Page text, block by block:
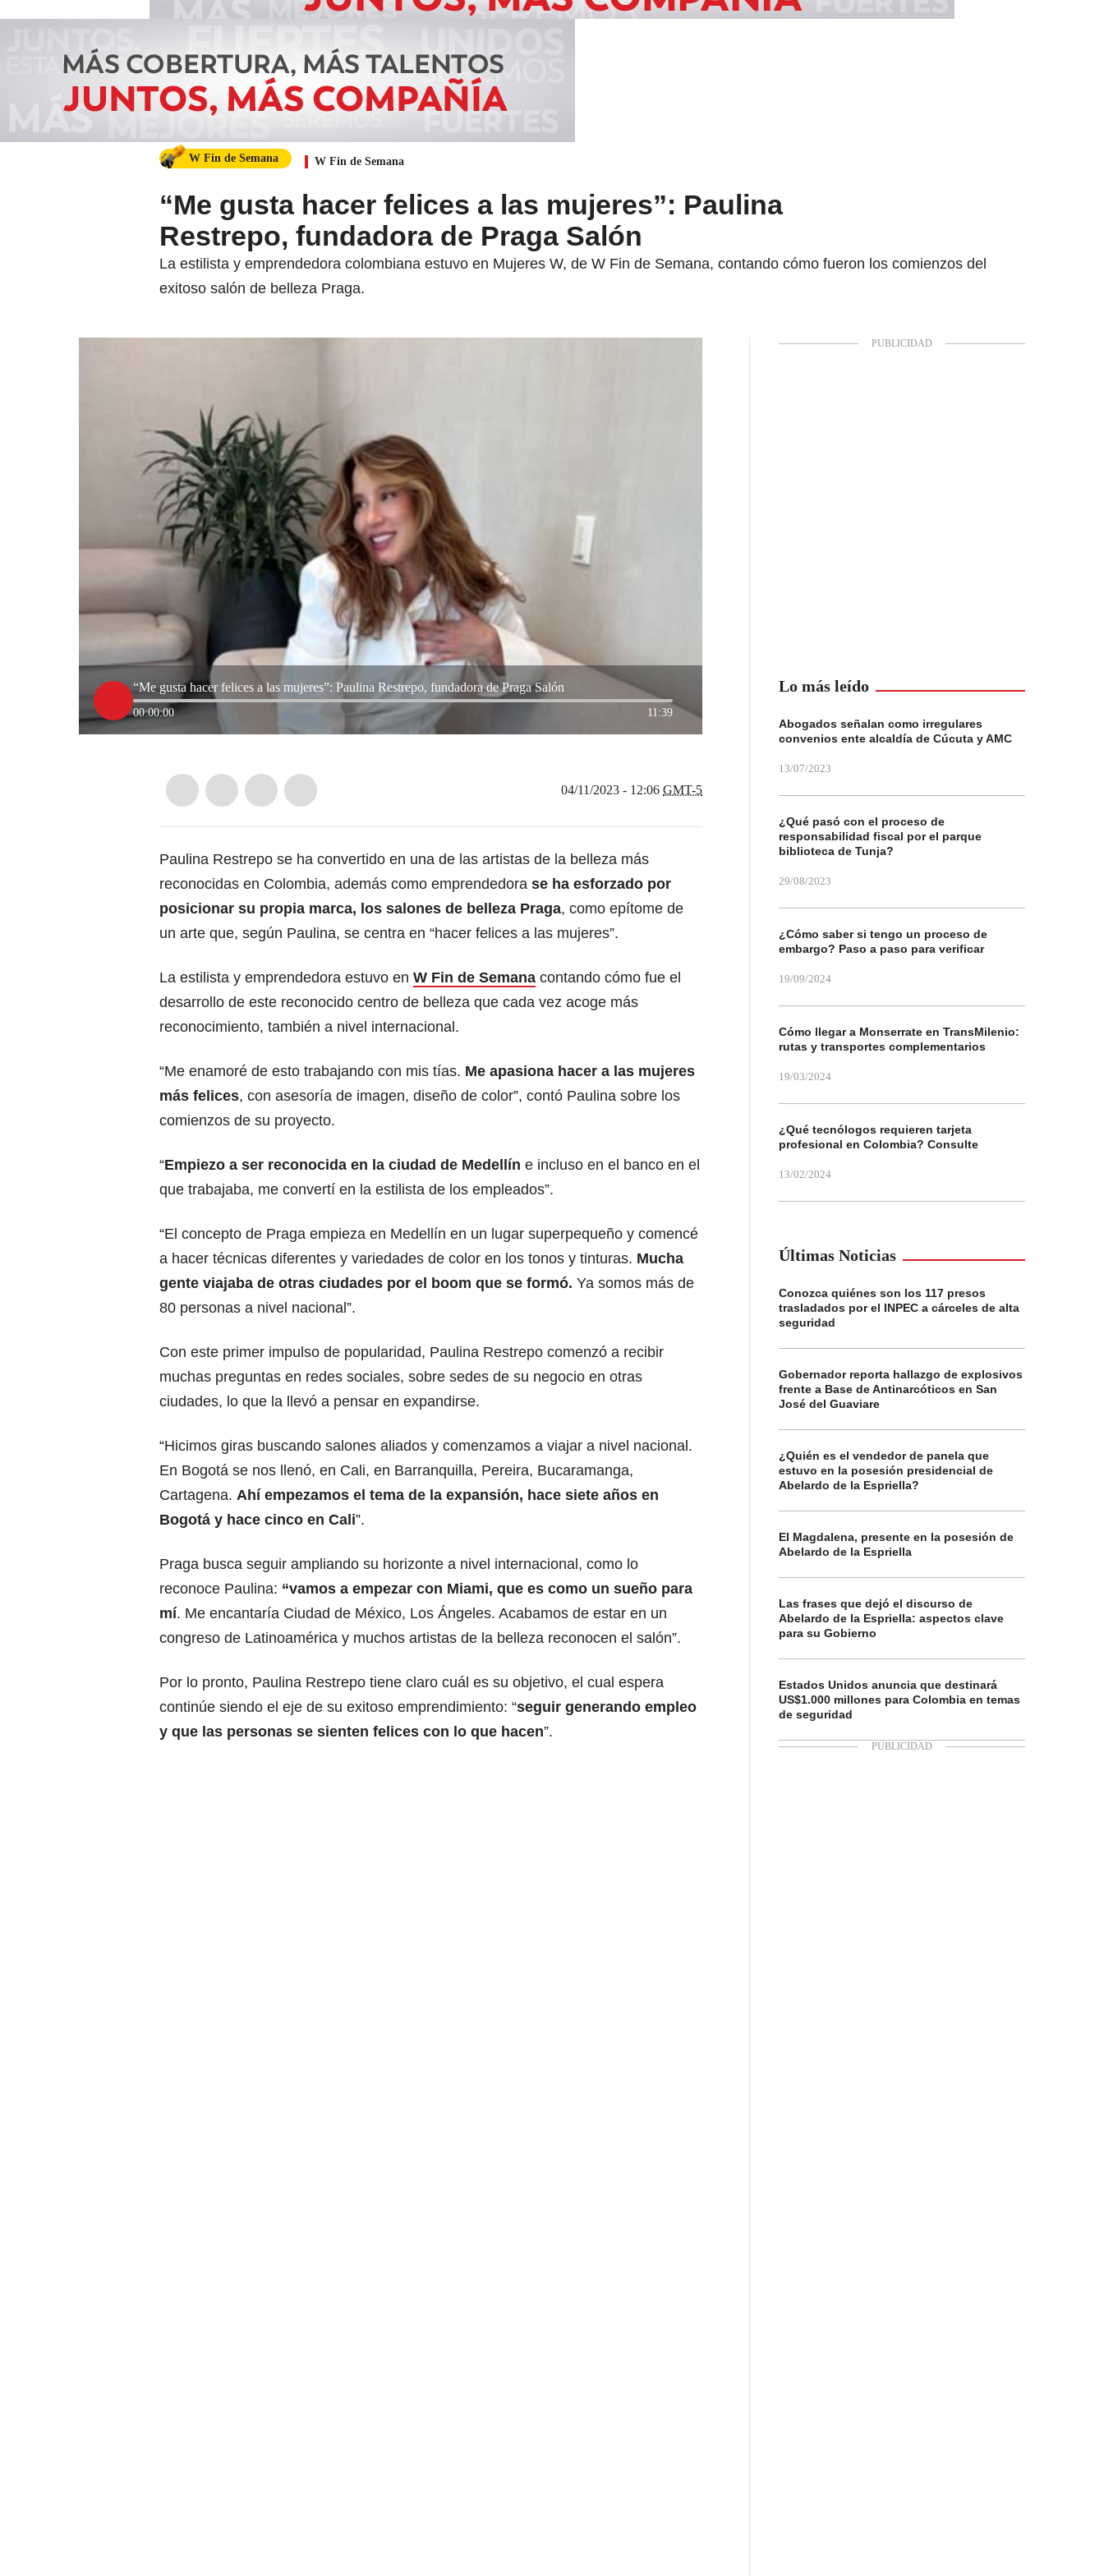
W Fin de Semana W Fin de Semana
“Me gusta hacer felices a las mujeres”: Paulina
Restrepo, fundadora de Praga Salón
La estilista y emprendedora colombiana estuvo en Mujeres W, de W Fin de Semana, contando cómo fueron los comienzos del
exitoso salón de belleza Praga.
“Me gusta hacer felices a las mujeres”: Paulina Restrepo, fundadora de Praga Salón
00:00:00 11:39
04/11/2023 - 12:06 GMT-5
Paulina Restrepo se ha convertido en una de las artistas de la belleza más
reconocidas en Colombia, además como emprendedora se ha esforzado por
posicionar su propia marca, los salones de belleza Praga, como epítome de
un arte que, según Paulina, se centra en “hacer felices a las mujeres”.
La estilista y emprendedora estuvo en W Fin de Semana contando cómo fue el
desarrollo de este reconocido centro de belleza que cada vez acoge más
reconocimiento, también a nivel internacional.
“Me enamoré de esto trabajando con mis tías. Me apasiona hacer a las mujeres
más felices, con asesoría de imagen, diseño de color”, contó Paulina sobre los
comienzos de su proyecto.
“Empiezo a ser reconocida en la ciudad de Medellín e incluso en el banco en el
que trabajaba, me convertí en la estilista de los empleados”.
“El concepto de Praga empieza en Medellín en un lugar superpequeño y comencé
a hacer técnicas diferentes y variedades de color en los tonos y tinturas. Mucha
gente viajaba de otras ciudades por el boom que se formó. Ya somos más de
80 personas a nivel nacional”.
Con este primer impulso de popularidad, Paulina Restrepo comenzó a recibir
muchas preguntas en redes sociales, sobre sedes de su negocio en otras
ciudades, lo que la llevó a pensar en expandirse.
“Hicimos giras buscando salones aliados y comenzamos a viajar a nivel nacional.
En Bogotá se nos llenó, en Cali, en Barranquilla, Pereira, Bucaramanga,
Cartagena. Ahí empezamos el tema de la expansión, hace siete años en
Bogotá y hace cinco en Cali”.
Praga busca seguir ampliando su horizonte a nivel internacional, como lo
reconoce Paulina: “vamos a empezar con Miami, que es como un sueño para
mí. Me encantaría Ciudad de México, Los Ángeles. Acabamos de estar en un
congreso de Latinoamérica y muchos artistas de la belleza reconocen el salón”.
Por lo pronto, Paulina Restrepo tiene claro cuál es su objetivo, el cual espera
continúe siendo el eje de su exitoso emprendimiento: “seguir generando empleo
y que las personas se sienten felices con lo que hacen”.
Lo más leído
Abogados señalan como irregulares
convenios ente alcaldía de Cúcuta y AMC
13/07/2023
¿Qué pasó con el proceso de
responsabilidad fiscal por el parque
biblioteca de Tunja?
29/08/2023
¿Cómo saber si tengo un proceso de
embargo? Paso a paso para verificar
19/09/2024
Cómo llegar a Monserrate en TransMilenio:
rutas y transportes complementarios
19/03/2024
¿Qué tecnólogos requieren tarjeta
profesional en Colombia? Consulte
13/02/2024
Últimas Noticias
Conozca quiénes son los 117 presos
trasladados por el INPEC a cárceles de alta
seguridad
Gobernador reporta hallazgo de explosivos
frente a Base de Antinarcóticos en San
José del Guaviare
¿Quién es el vendedor de panela que
estuvo en la posesión presidencial de
Abelardo de la Espriella?
El Magdalena, presente en la posesión de
Abelardo de la Espriella
Las frases que dejó el discurso de
Abelardo de la Espriella: aspectos clave
para su Gobierno
Estados Unidos anuncia que destinará
US$1.000 millones para Colombia en temas
de seguridad